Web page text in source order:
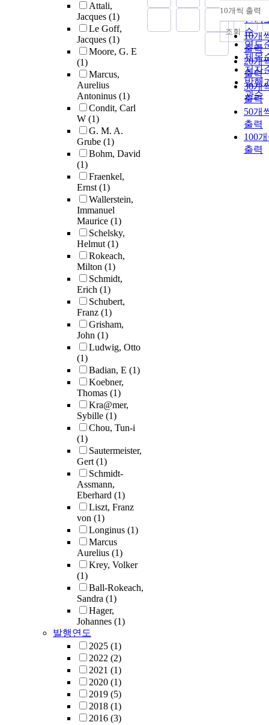
Attali,
Jacques (1)
Le Goff,
Jacques (1)
Moore, G. E
(1)
Marcus,
Aurelius
Antoninus (1)
Condit, Carl
W (1)
G. M. A.
Grube (1)
Bohm, David
(1)
Fraenkel,
Ernst(1)
Wallerstein,
Immanuel
Maurice (1)
Schelsky,
Helmut(1)
Rokeach,
Milton (1)
Schmidt,
Erich (1)
Schubert,
Franz (1)
Grisham,
John (1)
Ludwig, Otto
(1)
Badian, E (1)
Koebner,
Thomas (1)
Kra@mer,
Sybille (1)
Chou, Tun-i
(1)
Sautermeister,
Gert(1)
Schmidt-
Assmann,
Eberhard (1)
Liszt, Franz
von (1)
Longinus (1)
Marcus
Aurelius (1)
Krey, Volker
(1)
Ball-Rokeach,
Sandra (1)
Hager,
Johannes (1)
발행연도
2025 (1)
2022 (2)
2021 (1)
2020 (1)
2019 (5)
2018 (1)
2016 (3)
순
인기
순
연도
제목
저자
발행
관순
내림
10개씩 출력
10개
출력
20개
출력
30개
출력
50개
출력
100
출력
조회